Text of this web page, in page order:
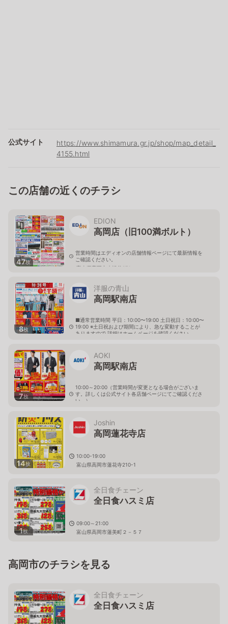
公式サイト
https://www.shimamura.gr.jp/shop/map_detail_
4155.html
この店舗の近くのチラシ
47枚
EDION
高岡店（旧100満ボルト）
営業時間はエディオンの店舗情報ページにて最新情報を
ご確認ください。
富山県高岡市赤祖父671
8枚
洋服の青山
高岡駅南店
■通常営業時間 平日：10:00〜19:00 土日祝日：10:00〜
19:00 ※土日祝および期間により、急な変動することが
ありますので 詳細はホームページを確認ください
7枚
AOKI
高岡駅南店
10:00～20:00（営業時間が変更となる場合がございま
す。詳しくは公式サイト各店舗ページにてご確認くださ
い。）
14枚
Joshin
高岡蓮花寺店
10:00-19:00
富山県高岡市蓮花寺210-1
1枚
全日食チェーン
全日食ハスミ店
09:00～21:00
富山県高岡市蓮美町２－５７
高岡市のチラシを見る
全日食チェーン
全日食ハスミ店